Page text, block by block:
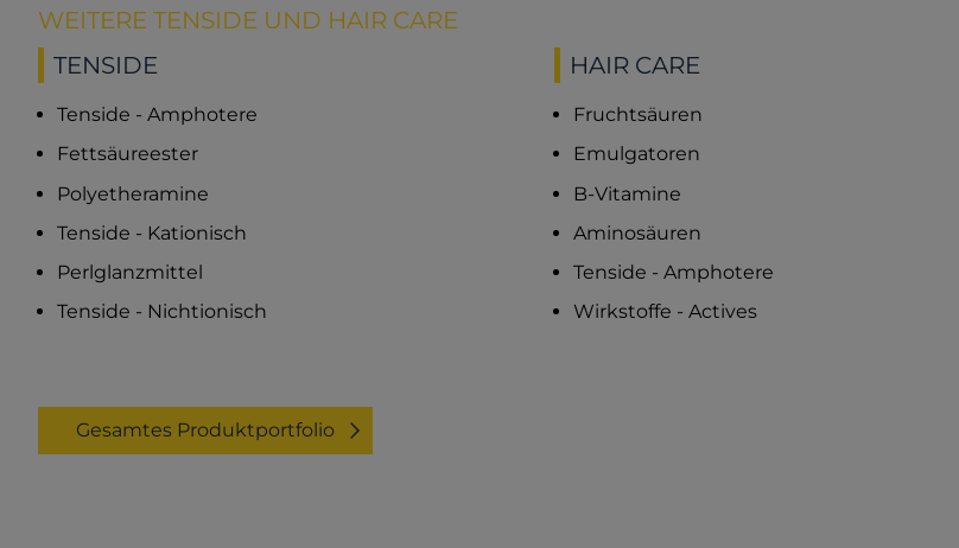
WEITERE TENSIDE UND HAIR CARE
TENSIDE
Tenside - Amphotere
Fettsäureester
Polyetheramine
Tenside - Kationisch
Perlglanzmittel
Tenside - Nichtionisch
HAIR CARE
Fruchtsäuren
Emulgatoren
B-Vitamine
Aminosäuren
Tenside - Amphotere
Wirkstoffe - Actives
Gesamtes Produktportfolio